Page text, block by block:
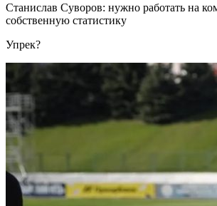
Станислав Суворов: нужно работать на
собственную статистику
Упрек?